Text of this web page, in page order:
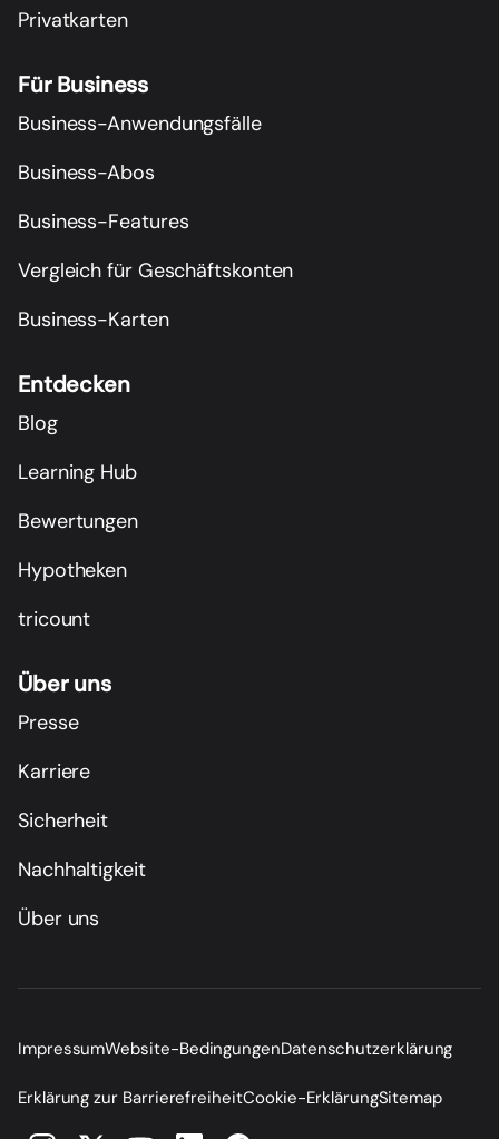
Privatkarten
Für Business
Business-Anwendungsfälle
Business-Abos
Business-Features
Vergleich für Geschäftskonten
Business-Karten
Entdecken
Blog
Learning Hub
Bewertungen
Hypotheken
tricount
Über uns
Presse
Karriere
Sicherheit
Nachhaltigkeit
Über uns
ImpressumWebsite-BedingungenDatenschutzerklärung
Erklärung zur BarrierefreiheitCookie-ErklärungSitemap